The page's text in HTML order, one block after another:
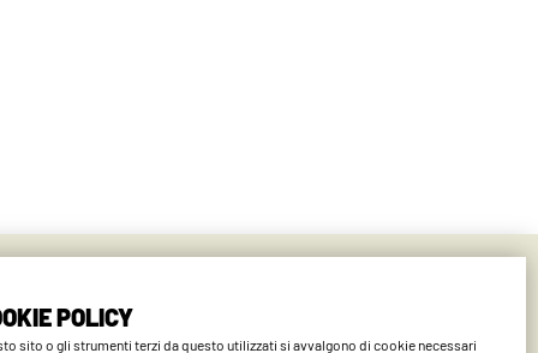
POLICY
sito o gli strumenti terzi da questo utilizzati si avvalgono di cookie necessari